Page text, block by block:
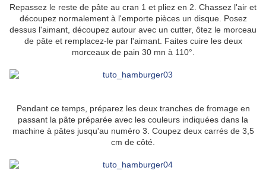
Repassez le reste de pâte au cran 1 et pliez en 2. Chassez l'air et
découpez normalement à l'emporte pièces un disque. Posez
dessus l'aimant, découpez autour avec un cutter, ôtez le morceau
de pâte et remplacez-le par l'aimant. Faites cuire les deux
morceaux de pain 30 mn à 110°.
Pendant ce temps, préparez les deux tranches de fromage en
passant la pâte préparée avec les couleurs indiquées dans la
machine à pâtes jusqu'au numéro 3. Coupez deux carrés de 3,5
cm de côté.